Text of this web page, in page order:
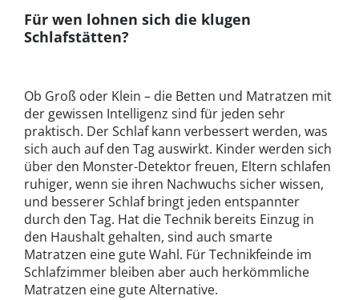
Für wen lohnen sich die klugen
Schlafstätten?
Ob Groß oder Klein – die Betten und Matratzen mit
der gewissen Intelligenz sind für jeden sehr
praktisch. Der Schlaf kann verbessert werden, was
sich auch auf den Tag auswirkt. Kinder werden sich
über den Monster-Detektor freuen, Eltern schlafen
ruhiger, wenn sie ihren Nachwuchs sicher wissen,
und besserer Schlaf bringt jeden entspannter
durch den Tag. Hat die Technik bereits Einzug in
den Haushalt gehalten, sind auch smarte
Matratzen eine gute Wahl. Für Technikfeinde im
Schlafzimmer bleiben aber auch herkömmliche
Matratzen eine gute Alternative.